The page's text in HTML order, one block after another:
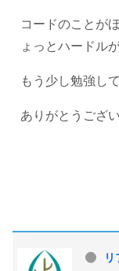
コードのことが
ょっとハードル
もう少し勉強し
ありがとうござ
リ